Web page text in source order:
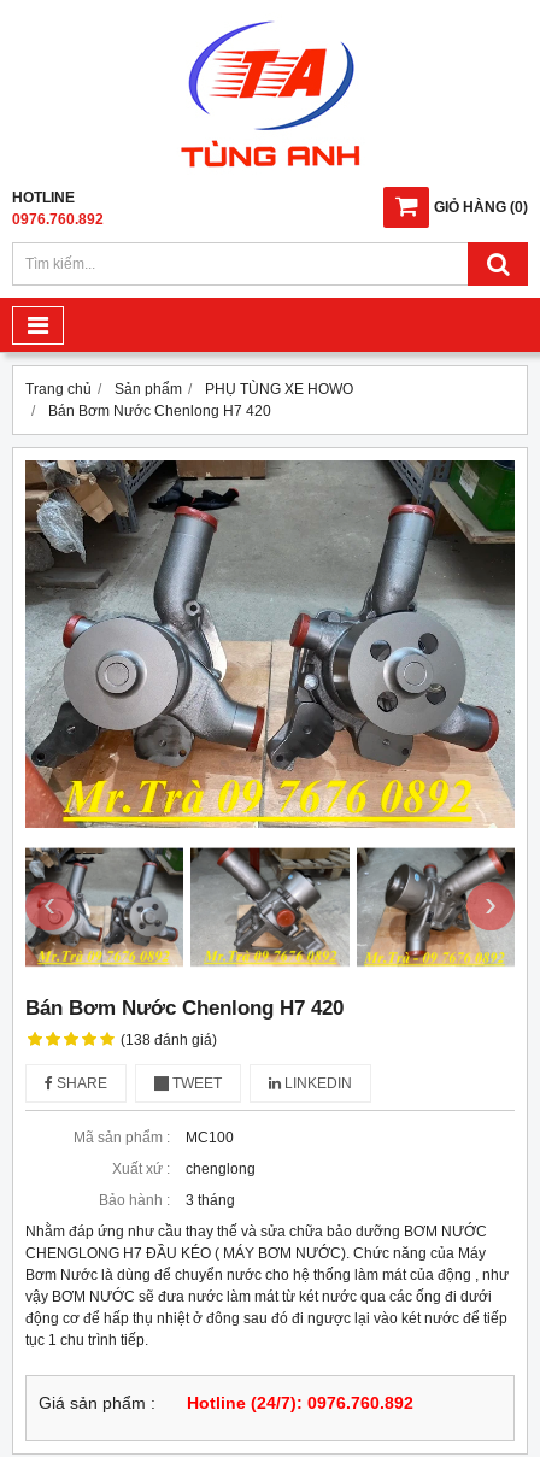
GIỎ HÀNG (0)
HOTLINE
0976.760.892
Trang chủ Sản phẩm
PHỤ TÙNG XE HOWO
Bán Bơm Nước Chenlong H7 420
‹ ›
Bán Bơm Nước Chenlong H7 420
(138 đánh giá)
SHARE TWEET LINKEDIN
Mã sản phẩm :
MC100
Xuất xứ :
chenglong
Bảo hành :
3 tháng
Nhằm đáp ứng như cầu thay thế và sửa chữa bảo dưỡng BƠM NƯỚC
CHENGLONG H7 ĐẦU KÉO ( MÁY BƠM NƯỚC). Chức năng của Máy
Bơm Nước là dùng để chuyển nước cho hệ thống làm mát của động , như
vậy BƠM NƯỚC sẽ đưa nước làm mát từ két nước qua các ống đi dưới
động cơ để hấp thụ nhiệt ở đông sau đó đi ngược lại vào két nước để tiếp
tục 1 chu trình tiếp.
Giá sản phẩm : Hotline (24/7): 0976.760.892